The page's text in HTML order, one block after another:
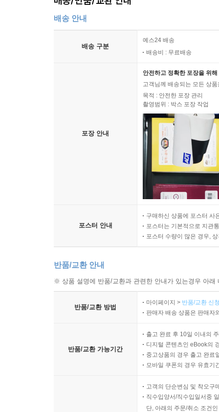
배송 안내
배송 구분
예스24 배송
배송비 : 무료배송
포장 안내
안전하고 정확한 포장을 위
고객님께 배송되는 모든 상
목적 : 안전한 포장 관리
촬영범위 : 박스 포장 작업
포스터 안내
구매하신 상품에 포스터 사
포스터는 기본적으로 지관
포스터 수량이 많은 경우,
반품/교환 안내
※ 상품 설명에 반품/교환과 관련한 안내가 있는경우 아
반품/교환 방법
마이페이지 > 반품/교환 신
판매자 배송 상품은 판매자
반품/교환 가능기간
출고 완료 후 10일 이내의
디지털 콘텐츠인 eBook의
중고상품의 경우 출고 완료
모바일 쿠폰의 경우 유효기
고객의 단순변심 및 착오구
직수입양서/직수입일서중
단, 아래의 주문/취소 조건